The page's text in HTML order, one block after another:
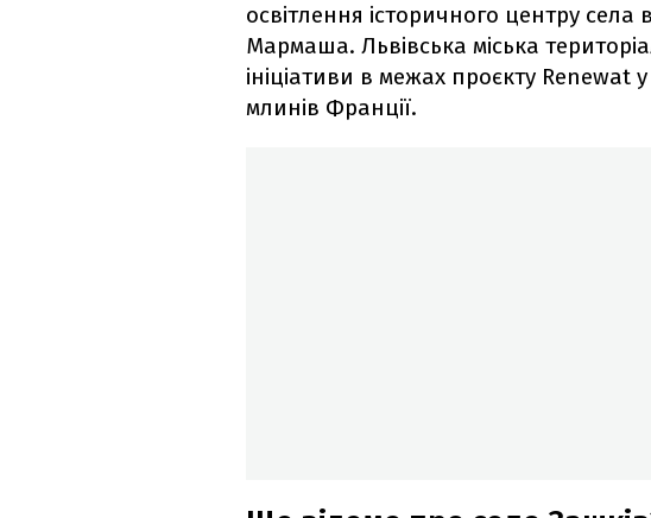
освітлення історичного центру села
Мармаша. Львівська міська
ініціативи в межах проєкту Renewat
млинів Франції.